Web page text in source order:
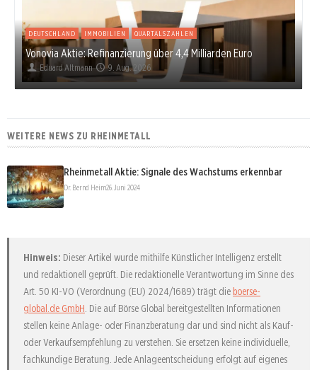
DEUTSCHLAND IMMOBILIEN QUARTALSZAHLEN
Vonovia Aktie: Refinanzierung über 4,4 Milliarden Euro
Eduard Altmann 9. Aug. 2026
WEITERE NEWS ZU RHEINMETALL
Rheinmetall Aktie: Signale des Wachstums erkennbar
Dr. Bernd Heim26. Juni 2024
Hinweis: Dieser Artikel wurde mithilfe Künstlicher Intelligenz erstellt
und redaktionell geprüft. Die redaktionelle Verantwortung im Sinne des
Art. 50 KI-VO (Verordnung (EU) 2024/1689) trägt die boerse-
global.de GmbH . Die auf Börse Global bereitgestellten Informationen
stellen keine Anlage- oder Finanzberatung dar und sind nicht als Kauf-
oder Verkaufsempfehlung zu verstehen. Sie ersetzen keine individuelle,
fachkundige Beratung. Jede Anlageentscheidung erfolgt auf eigenes